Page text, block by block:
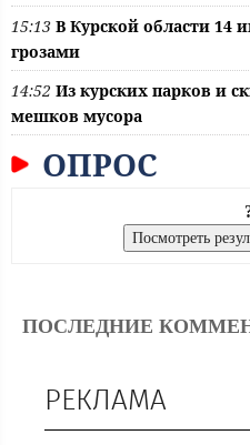
15:13 В Курской области 14
грозами
14:52 Из курских парков и
мешков мусора
ОПРОС
ПОСЛЕДНИЕ
РЕКЛАМА